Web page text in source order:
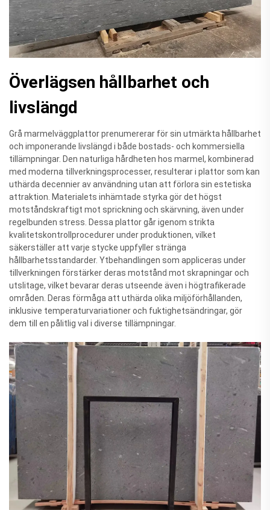
Överlägsen hållbarhet och
livslängd
Grå marmelväggplattor prenumererar för sin utmärkta hållbarhet
och imponerande livslängd i både bostads- och kommersiella
tillämpningar. Den naturliga hårdheten hos marmel, kombinerad
med moderna tillverkningsprocesser, resulterar i plattor som kan
uthärda decennier av användning utan att förlora sin estetiska
attraktion. Materialets inhämtade styrka gör det högst
motståndskraftigt mot sprickning och skärvning, även under
regelbunden stress. Dessa plattor går igenom strikta
kvalitetskontrollprocedurer under produktionen, vilket
säkerställer att varje stycke uppfyller stränga
hållbarhetsstandarder. Ytbehandlingen som appliceras under
tillverkningen förstärker deras motstånd mot skrapningar och
utslitage, vilket bevarar deras utseende även i högtrafikerade
områden. Deras förmåga att uthärda olika miljöförhållanden,
inklusive temperaturvariationer och fuktighetsändringar, gör
dem till en pålitlig val i diverse tillämpningar.